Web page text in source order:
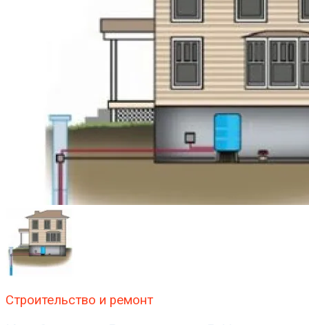
Строительство и ремонт